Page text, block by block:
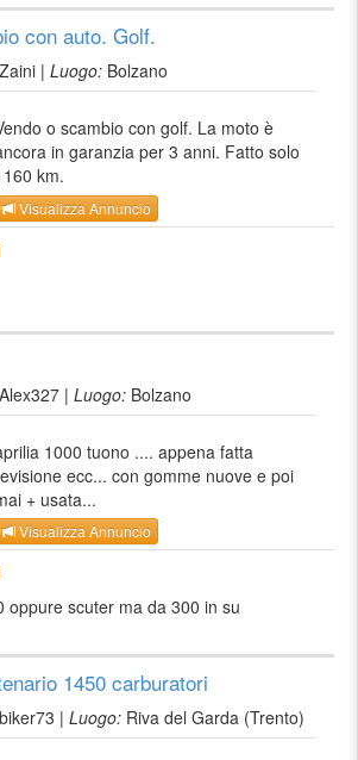
con auto. Golf.
Zaini | Luogo: Bolzano
o scambio con golf. La moto è
in garanzia per 3 anni. Fatto solo
km.
Visualizza Annuncio
Alex327 | Luogo: Bolzano
1000 tuono .... appena fatta
ecc... con gomme nuove e poi
+ usata...
Visualizza Annuncio
oppure scuter ma da 300 in su
1450 carburatori
biker73 | Luogo: Riva del Garda (Trento)